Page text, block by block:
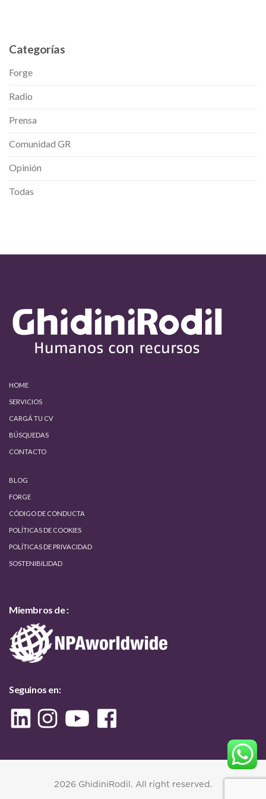
Categorías
Forge
Radio
Prensa
Comunidad GR
Opinión
Todas
HOME
SERVICIOS
CARGÁ TU CV
BÚSQUEDAS
CONTACTO
BLOG
FORGE
CÓDIGO DE CONDUCTA
POLÍTICAS DE COOKIES
POLÍTICAS DE PRIVACIDAD
SOSTENIBILIDAD
Miembros de :
Seguinos en:
2026 GhidiniRodil. All right reserved.